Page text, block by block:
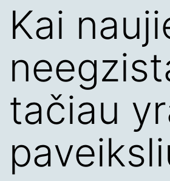
Kai
tačiau